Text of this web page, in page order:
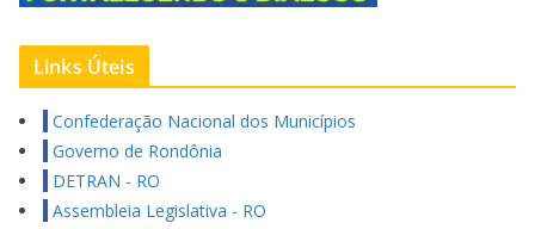
Links Úteis
Confederação Nacional dos Municípios
Governo de Rondônia
DETRAN - RO
Assembleia Legislativa - RO